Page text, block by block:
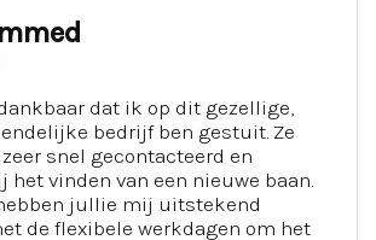
dat ik op dit gezellige,
bedrijf ben gestuit. Ze
snel gecontacteerd en
het vinden van een nieuwe baan.
jullie mij uitstekend
de flexibele werkdagen om het